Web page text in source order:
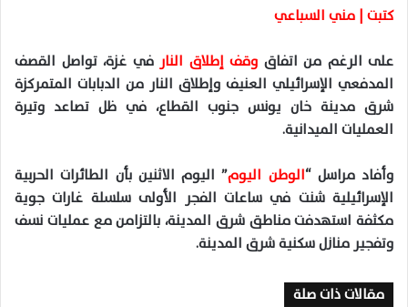
ن
كتبت | مني السباعي
على الرغم من اتفاق وقف إطلاق النار في غزة، تواصل القصف
المدفعي الإسرائيلي العنيف وإطلاق النار من الدبابات المتمركزة
شرق مدينة خان يونس جنوب القطاع، في ظل تصاعد وتيرة
العمليات الميدانية.
وأفاد مراسل “الوطن اليوم” اليوم الاثنين بأن الطائرات الحربية
الإسرائيلية شنت في ساعات الفجر الأولى سلسلة غارات جوية
مكثفة استهدفت مناطق شرق المدينة، بالتزامن مع عمليات نسف
وتفجير منازل سكنية شرق المدينة.
مقالات ذات صلة